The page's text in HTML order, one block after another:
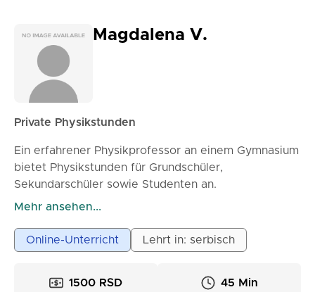
Magdalena V.
Private Physikstunden
Ein erfahrener Physikprofessor an einem Gymnasium
bietet Physikstunden für Grundschüler,
Sekundarschüler sowie Studenten an.
Ich verwende ein digitales Whiteboard zum
Computers, während wir Aufgaben lösen.
Die Stunden sind sehr effektiv und orientieren sich
Ich mache keine Tests oder Prüfungen für andere.
Mehr ansehen...
Online-Unterricht Lehrt in: serbisch
1500 RSD 45 Min